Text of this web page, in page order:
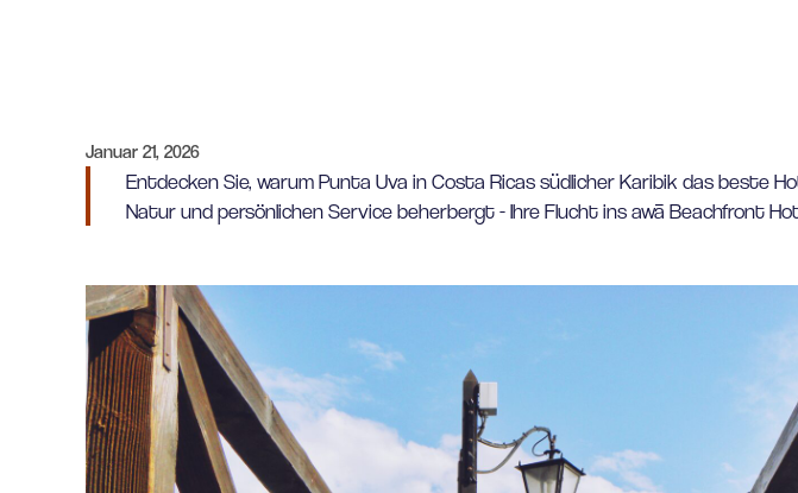
Januar 21, 2026
Entdecken Sie, warum Punta Uva in Costa Ricas südlicher Karibik das beste
Natur und persönlichen Service beherbergt - Ihre Flucht ins awā Beachfront